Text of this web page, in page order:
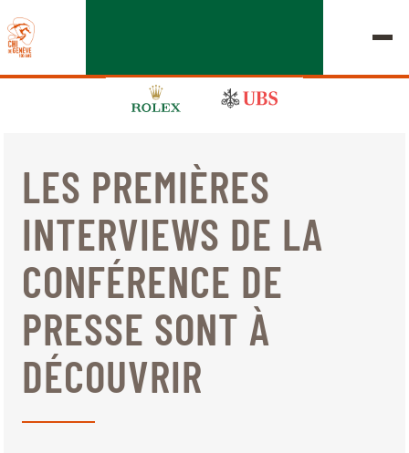
ÉDITION 2026
LE CHIG
MULTIMÉDIA
LIENS RAPIDES
ACCUEIL
EXPOSANTS
DÉPARTS & RÉSULTATS
Jeudi, 17 Septembre 2026
LES PREMIÈRES
INTERVIEWS DE LA
CONFÉRENCE DE
PRESSE SONT À
DÉCOUVRIR